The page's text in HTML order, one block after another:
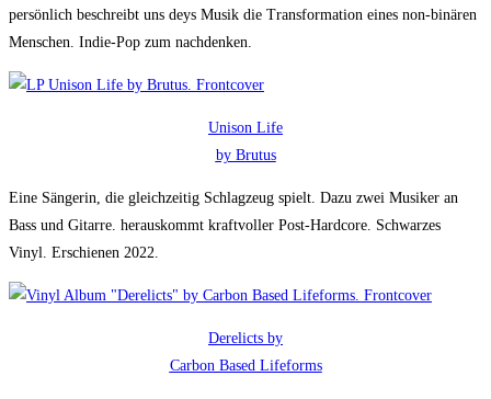
persönlich beschreibt uns deys Musik die Transformation eines non-binären
Menschen. Indie-Pop zum nachdenken.
Unison Life
by Brutus
Eine Sängerin, die gleichzeitig Schlagzeug spielt. Dazu zwei Musiker an
Bass und Gitarre. herauskommt kraftvoller Post-Hardcore. Schwarzes
Vinyl. Erschienen 2022.
Derelicts by
Carbon Based Lifeforms